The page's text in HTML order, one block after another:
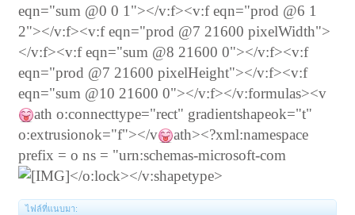
eqn="sum @0 0 1"></v:f><v:f eqn="prod @6 1
2"></v:f><v:f eqn="prod @7 21600 pixelWidth">
</v:f><v:f eqn="sum @8 21600 0"></v:f><v:f
eqn="prod @7 21600 pixelHeight"></v:f><v:f
eqn="sum @10 21600 0"></v:f></v:formulas><v
ath o:connecttype="rect" gradientshapeok="t"
o:extrusionok="f"></v
ath><?xml:namespace
prefix = o ns = "urn:schemas-microsoft-com
</o:lock></v:shapetype>
ไฟล์ที่แนบมา: